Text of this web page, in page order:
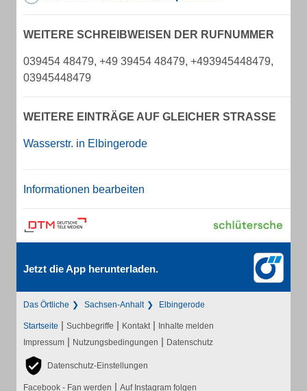
WEITERE SCHREIBWEISEN DER RUFNUMMER
039454 48479, +49 39454 48479, +493945448479,
03945448479
WEITERE EINTRÄGE AUF GLEICHER STRASSE
Wasserstr. in Elbingerode
Informationen bearbeiten
Jetzt die App herunterladen.
Das Örtliche Sachsen-Anhalt Elbingerode
Startseite | Suchbegriffe | Kontakt | Inhalte melden
Impressum | Nutzungsbedingungen | Datenschutz
Datenschutz-Einstellungen
Facebook - Fan werden | Auf Instagram folgen